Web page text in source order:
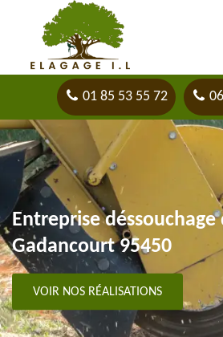
01 85 53 55 72
Entreprise
Gadancourt 95450
VOIR NOS RÉALISATIONS